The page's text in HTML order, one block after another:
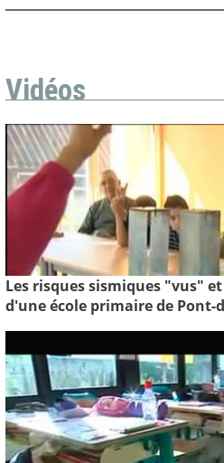
Vidéos
Les risques sismiques "vus"
d'une école primaire de Pont-